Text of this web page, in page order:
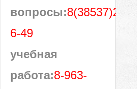
вопросы:8(38537)28-
6-49
учебная
работа:8-963-